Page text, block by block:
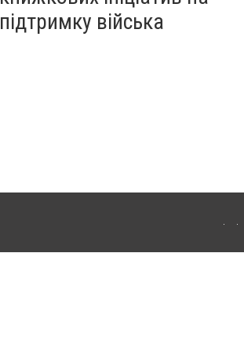
підтримку війська